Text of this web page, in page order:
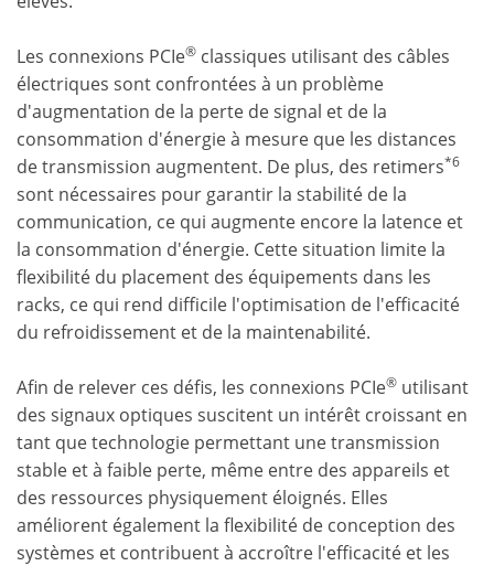
Les connexions PCIe® classiques utilisant des câbles
électriques sont confrontées à un problème
d'augmentation de la perte de signal et de la
consommation d'énergie à mesure que les distances
de transmission augmentent. De plus, des retimers*6
sont nécessaires pour garantir la stabilité de la
communication, ce qui augmente encore la latence et
la consommation d'énergie. Cette situation limite la
flexibilité du placement des équipements dans les
racks, ce qui rend difficile l'optimisation de l'efficacité
du refroidissement et de la maintenabilité.
Afin de relever ces défis, les connexions PCIe® utilisant
des signaux optiques suscitent un intérêt croissant en
tant que technologie permettant une transmission
stable et à faible perte, même entre des appareils et
des ressources physiquement éloignés. Elles
améliorent également la flexibilité de conception des
systèmes et contribuent à accroître l'efficacité et les